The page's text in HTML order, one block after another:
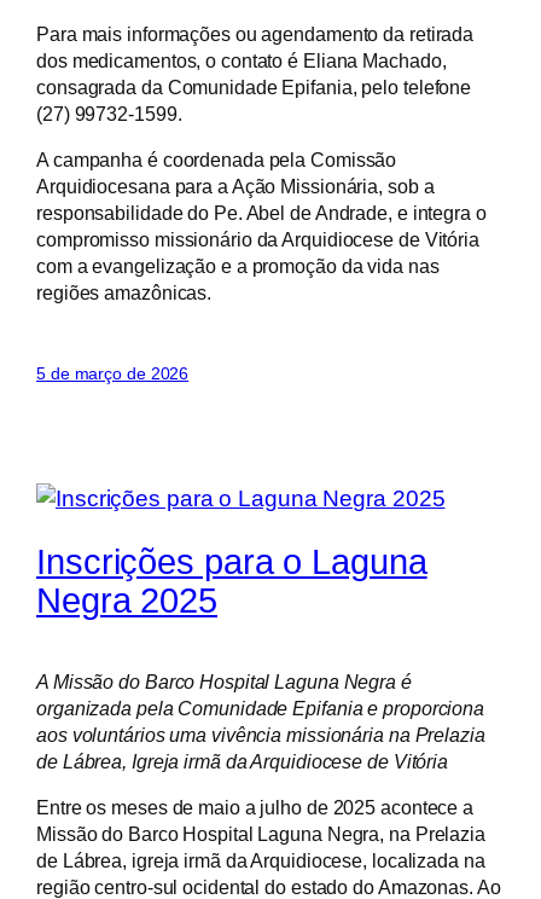
Para mais informações ou agendamento da retirada
dos medicamentos, o contato é Eliana Machado,
consagrada da Comunidade Epifania, pelo telefone
(27) 99732-1599.
A campanha é coordenada pela Comissão
Arquidiocesana para a Ação Missionária, sob a
responsabilidade do Pe. Abel de Andrade, e integra o
compromisso missionário da Arquidiocese de Vitória
com a evangelização e a promoção da vida nas
regiões amazônicas.
5 de março de 2026
Inscrições para o Laguna
Negra 2025
A Missão do Barco Hospital Laguna Negra é
organizada pela Comunidade Epifania e proporciona
aos voluntários uma vivência missionária na Prelazia
de Lábrea, Igreja irmã da Arquidiocese de Vitória
Entre os meses de maio a julho de 2025 acontece a
Missão do Barco Hospital Laguna Negra, na Prelazia
de Lábrea, igreja irmã da Arquidiocese, localizada na
região centro-sul ocidental do estado do Amazonas. Ao